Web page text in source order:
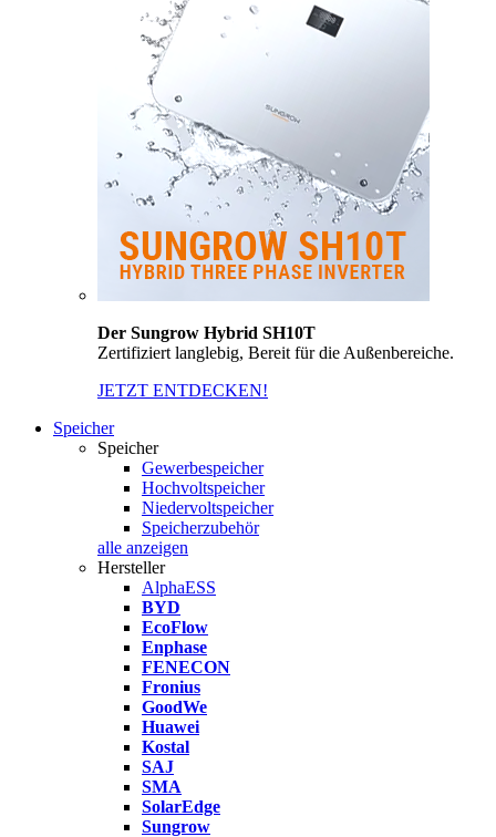
Der Sungrow Hybrid SH10T
Zertifiziert langlebig, Bereit für die Außenbereiche.
JETZT ENTDECKEN!
Speicher
Speicher
Gewerbespeicher
Hochvoltspeicher
Niedervoltspeicher
Speicherzubehör
alle anzeigen
Hersteller
AlphaESS
BYD
EcoFlow
Enphase
FENECON
Fronius
GoodWe
Huawei
Kostal
SAJ
SMA
SolarEdge
Sungrow